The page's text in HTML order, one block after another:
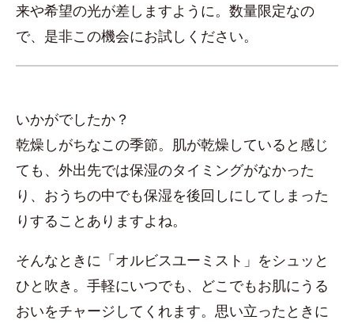
来や希望の光が差しますように。数量限定なの
で、是非この機会にお試しください。
いかがでしたか？
乾燥しがちなこの季節。肌が乾燥していると感じ
ても、外出先では保湿のタイミングがなかった
り、おうちの中でも保湿を後回しにしてしまった
りすることありますよね。
そんなときに「オルビスユーミスト」をシュッと
ひと吹き。手軽にいつでも、どこでもお肌にうる
おいをチャージしてくれます。思い立ったときに